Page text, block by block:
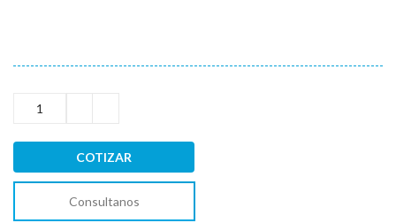
COTIZAR
Consultanos